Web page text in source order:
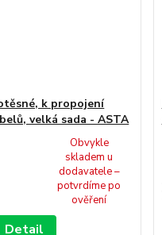
k propojení
velká sada - ASTA
Obvykle
skladem u
dodavatele –
potvrdíme po
ověření
Detail